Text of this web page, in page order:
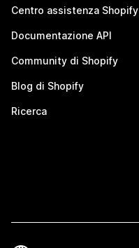
Centro assistenza Shopify
Documentazione API
Community di Shopify
Blog di Shopify
Ricerca